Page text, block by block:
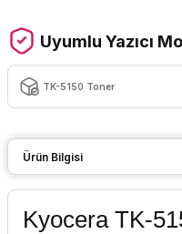
Uyumlu Yazıcı
TK-5150 Toner
Ürün Bilgisi
Kyocera TK-